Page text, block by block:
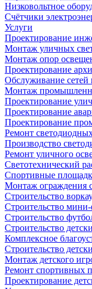
Низковольтное
Счётчики
Услуги
Проектирование
Монтаж уличных
Монтаж опор
Проектирование
Обслуживание
Монтаж
Проектирование
Проектирование
Проектирование
Ремонт
Производство
Ремонт уличного
Светотехнический
Спортивные
Монтаж ограждения
Строительство
Строительство
Строительство
Строительство
Комплексное
Строительство
Монтаж детского
Ремонт спортивных
Проектирование